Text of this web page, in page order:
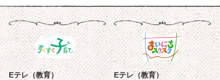
Eテレ（教育） Eテレ（教育）